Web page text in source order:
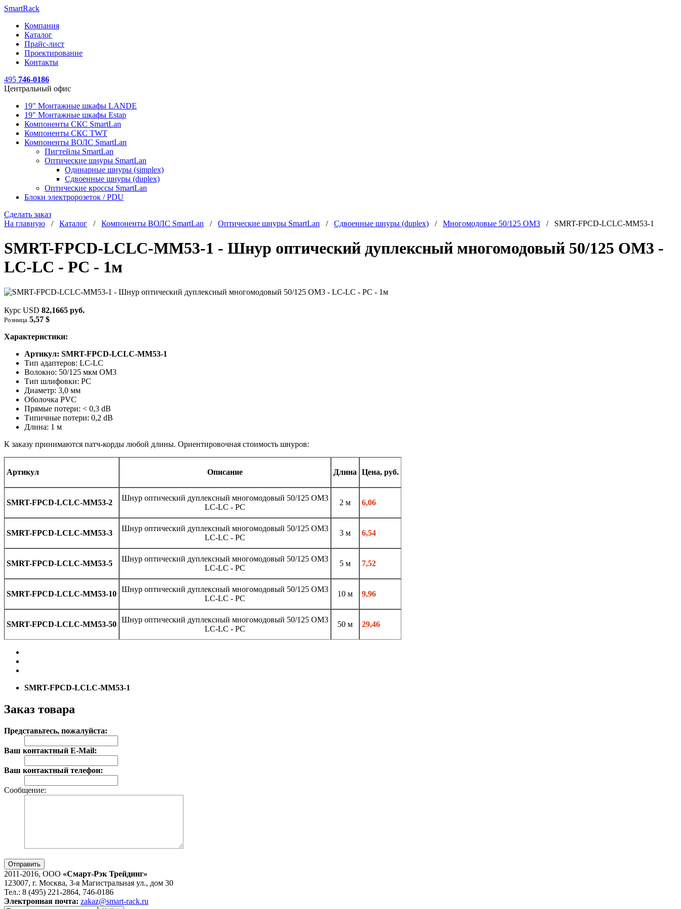
SmartRack
Компания
Каталог
Прайс-лист
Проектирование
Контакты
495 746-0186
Центральный офис
19" Монтажные шкафы LANDE
19" Монтажные шкафы Estap
Компоненты СКС SmartLan
Компоненты СКС TWT
Компоненты ВОЛС SmartLan
Пигтейлы SmartLan
Оптические шнуры SmartLan
Одинарные шнуры (simplex)
Сдвоенные шнуры (duplex)
Оптические кроссы SmartLan
Блоки электророзеток / PDU
Сделать заказ
На главную / Каталог / Компоненты ВОЛС SmartLan / Оптические шнуры SmartLan / Сдвоенные шнуры (duplex) / Многомодовые 50/125 OM3 / SMRT-FPCD-LCLC-MM53-1
SMRT-FPCD-LCLC-MM53-1 - Шнур оптический дуплексный многомодовый 50/125 OM3 -
LC-LC - PC - 1м
Курс USD 82,1665 руб.
Розница 5,57 $
Характеристики:
Артикул: SMRT-FPCD-LCLC-MM53-1
Тип адаптеров: LC-LC
Волокно: 50/125 мкм OM3
Тип шлифовки: PC
Диаметр: 3,0 мм
Оболочка PVC
Прямые потери: < 0,3 dB
Типичные потери: 0,2 dB
Длина: 1 м
К заказу принимаются патч-корды любой длины. Ориентировочная стоимость шнуров:
Артикул Описание Длина Цена, руб.
SMRT-FPCD-LCLC-MM53-2
Шнур оптический дуплексный многомодовый 50/125 OM3
LC-LC - PC
2 м 6,06
SMRT-FPCD-LCLC-MM53-3
Шнур оптический дуплексный многомодовый 50/125 OM3
LC-LC - PC
3 м 6,54
SMRT-FPCD-LCLC-MM53-5
Шнур оптический дуплексный многомодовый 50/125 OM3
LC-LC - PC
5 м 7,52
SMRT-FPCD-LCLC-MM53-10
Шнур оптический дуплексный многомодовый 50/125 OM3
LC-LC - PC
10 м 9,96
SMRT-FPCD-LCLC-MM53-50
Шнур оптический дуплексный многомодовый 50/125 OM3
LC-LC - PC
50 м 29,46
SMRT-FPCD-LCLC-MM53-1
Заказ товара
Представьтесь, пожалуйста:
Ваш контактный E-Mail:
Ваш контактный телефон:
Сообщение:
Отправить
2011-2016, ООО «Смарт-Рэк Трейдинг»
123007, г. Москва, 3-я Магистральная ул., дом 30
Тел.: 8 (495) 221-2864, 746-0186
Электронная почта: zakaz@smart-rack.ru